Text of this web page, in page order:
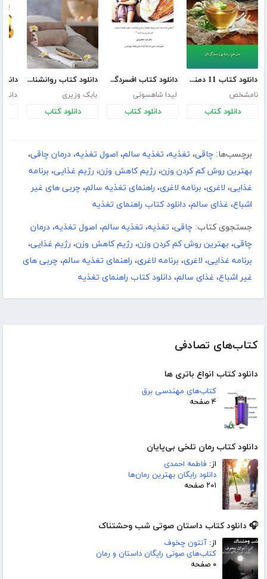
کتاب‌های تصادفی
دانلود کتاب انواع باتری ها
کتاب‌های مهندسی برق
۴ صفحه
دانلود کتاب رمان تلخی بی‌پایان
از: فاطمه احمدی
دانلود رایگان بهترین رمان‌ها
۲۰۱ صفحه
🎧 دانلود کتاب داستان صوتی شب وحشتناک
از: آنتون چخوف
کتاب‌های صوتی رایگان داستان و رمان
۰ صفحه
دانلود کتاب 11 دمنوش مفید در بدن انسان
نامشخص
دانلود کتاب
دانلود کتاب افسردگی را بخوریم
لیدا شاهسونی
دانلود کتاب
دانلود کتاب روانشناسی و ماساژ
بابک وزیری
دانلود کتاب
برچسب‌ها: چاقی، تغذیه، تغذیه سالم، اصول تغذیه، درمان چاقی،
بهترین روش کم کردن وزن، رژیم کاهش وزن، رژیم غذایی، برنامه
غذایی، لاغری، برنامه لاغری، راهنمای تغذیه سالم، چربی های غیر
اشباع، غذای سالم، دانلود کتاب راهنمای تغذیه
جستجوی کتاب: چاقی، تغذیه، تغذیه سالم، اصول تغذیه، درمان
چاقی، بهترین روش کم کردن وزن، رژیم کاهش وزن، رژیم غذایی،
برنامه غذایی، لاغری، برنامه لاغری، راهنمای تغذیه سالم، چربی های
غیر اشباع، غذای سالم، دانلود کتاب راهنمای تغذیه